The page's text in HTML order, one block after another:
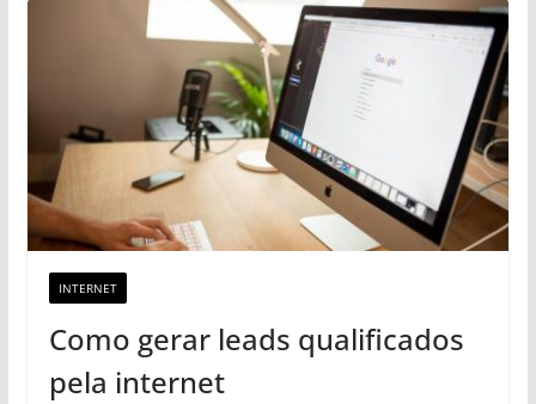
INTERNET
Como gerar leads qualificados
pela internet